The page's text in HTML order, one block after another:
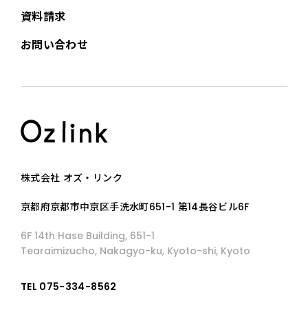
株式会社 オズ・リンク
京都府京都市中京区手洗水町651-1 第14長谷ビル6F
6F 14th Hase Building, 651-1
Tearaimizucho, Nakagyo-ku, Kyoto-shi, Kyoto
TEL 075-334-8562
資料請求
お問い合わせ